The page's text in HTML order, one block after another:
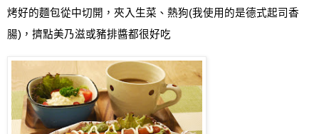
烤好的麵包從中切開，夾入生菜、熱狗(我使用的是德式起司香
腸)，擠點美乃滋或豬排醬都很好吃